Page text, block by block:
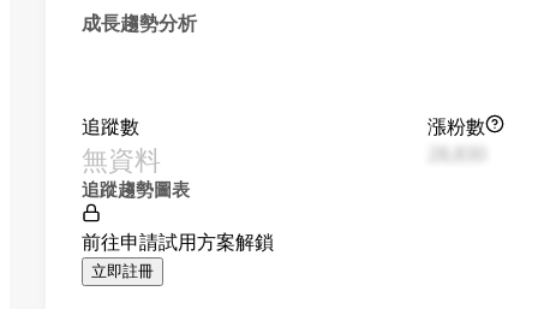
成長趨勢分析
追蹤數
無資料
漲粉數
追蹤趨勢圖表
前往申請試用方案解鎖
立即註冊